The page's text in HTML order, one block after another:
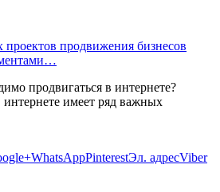
продвижения бизнесов
продвигаться в интернете?
имеет ряд важных
WhatsAppPinterestЭл. адресViber